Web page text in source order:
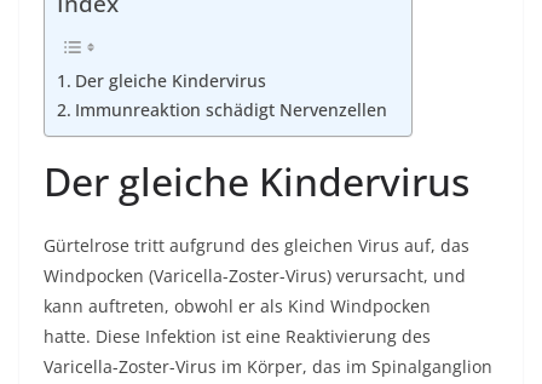
Der gleiche Kindervirus
Immunreaktion schädigt Nervenzellen
Der gleiche Kindervirus
Gürtelrose tritt aufgrund des gleichen Virus auf, das
Windpocken (Varicella-Zoster-Virus) verursacht, und
kann auftreten, obwohl er als Kind Windpocken
hatte. Diese Infektion ist eine Reaktivierung des
Varicella-Zoster-Virus im Körper, das im Spinalganglion